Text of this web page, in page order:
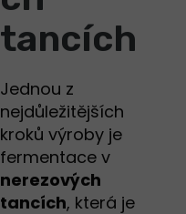
tancích
Jednou z
nejdůležitějších
kroků výroby je
fermentace v
nerezových
tancích, která je